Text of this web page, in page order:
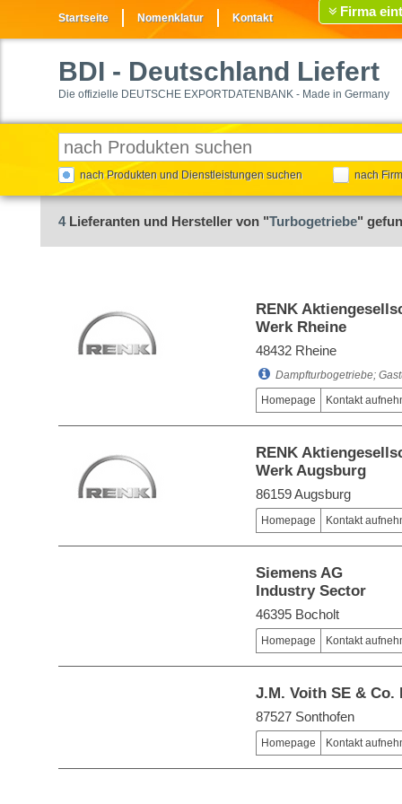
Startseite Nomenklatur Kontakt Firma
BDI - Deutschland Liefert
Die offizielle DEUTSCHE EXPORTDATENBANK - Made in Germany
nach Produkten und Dienstleistungen suchen nach
4Lieferanten und Hersteller von "Turbogetriebe"
RENK
Werk Rheine
48432 Rheine
Dampfturbogetriebe;
Homepage
Kontakt
RENK
Werk Augsburg
86159 Augsburg
Homepage Kontakt
Siemens AG
Industry Sector
46395 Bocholt
Homepage Kontakt
J.M. Voith SE & Co.
87527 Sonthofen
Homepage Kontakt